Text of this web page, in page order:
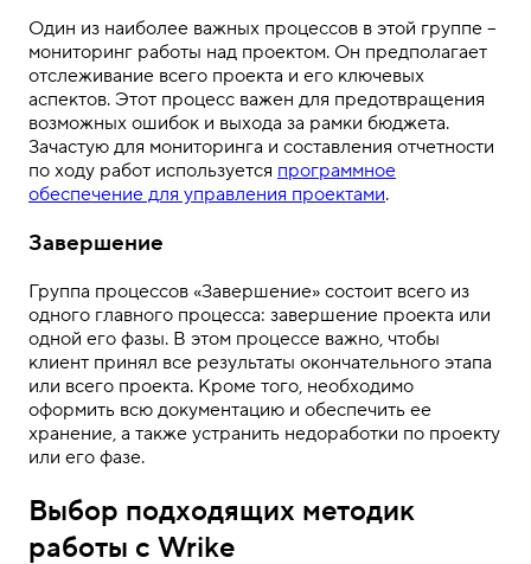
Один из наиболее важных процессов в этой группе –
мониторинг работы над проектом. Он предполагает
отслеживание всего проекта и его ключевых
аспектов. Этот процесс важен для предотвращения
возможных ошибок и выхода за рамки бюджета.
Зачастую для мониторинга и составления отчетности
по ходу работ используется программное
обеспечение для управления проектами.
Завершение
Группа процессов «Завершение» состоит всего из
одного главного процесса: завершение проекта или
одной его фазы. В этом процессе важно, чтобы
клиент принял все результаты окончательного этапа
или всего проекта. Кроме того, необходимо
оформить всю документацию и обеспечить ее
хранение, а также устранить недоработки по проекту
или его фазе.
Выбор подходящих методик
работы с Wrike